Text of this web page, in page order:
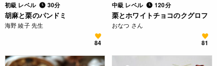
初級 レベル 30分
胡麻と栗のパンドミ
海野 綾子 先生
84
中級 レベル 120分
栗とホワイトチョコのクグロフ
おなつ さん
81